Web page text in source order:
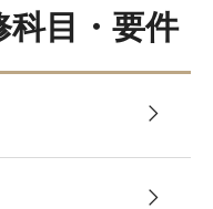
いて
科目・要件